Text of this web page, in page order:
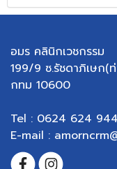
อมร คลินิกเวชกรรม
199/9 ซ.รัชดาภิเษก(
กทม 10600
Tel : 0624 624 944
E-mail :